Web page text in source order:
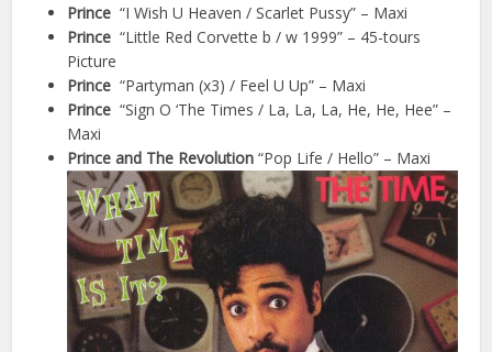
Prince “I Wish U Heaven / Scarlet Pussy” – Maxi
Prince “Little Red Corvette b / w 1999” – 45-tours
Picture
Prince “Partyman (x3) / Feel U Up” – Maxi
Prince “Sign O ‘The Times / La, La, La, He, He, Hee” –
Maxi
Prince and The Revolution “Pop Life / Hello” – Maxi